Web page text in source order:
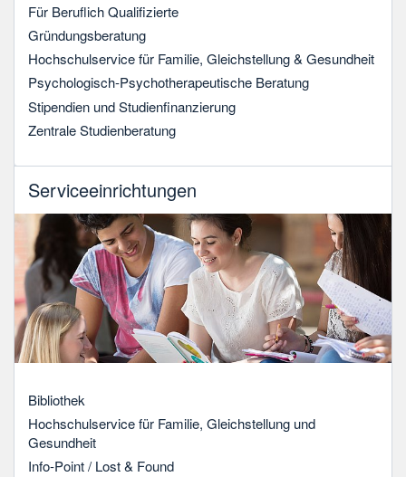
Für Beruflich Qualifizierte
Gründungsberatung
Hochschulservice für Familie, Gleichstellung & Gesundheit
Psychologisch-Psychotherapeutische Beratung
Stipendien und Studienfinanzierung
Zentrale Studienberatung
Serviceeinrichtungen
Bibliothek
Hochschulservice für Familie, Gleichstellung und
Gesundheit
Info-Point / Lost & Found